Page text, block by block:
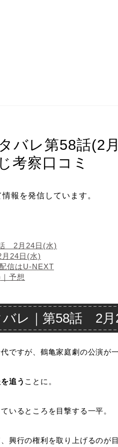
バレ第58話(2
考察口コミ
報を発信しています。
2月24日(水)
24日(水)
信はU-NEXT
予想
バレ｜第58話 2月
ですが、鶴亀家庭劇の公演が
追う ことに。
いるところを目撃する一平。
、興行の権利を取り上げるのが